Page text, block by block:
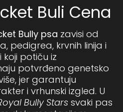
Buli Cena
Bully psa zavisi od
pedigrea, krvnih linija i
koji potiču iz
potvrđeno genetsko
jer garantuju
i vrhunski izgled. U
Bully Starssvaki pas